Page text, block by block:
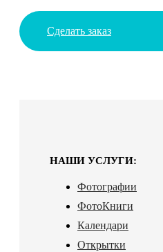
Сделать заказ
НАШИ УСЛУГИ:
Фотографии
ФотоКниги
Календари
Открытки